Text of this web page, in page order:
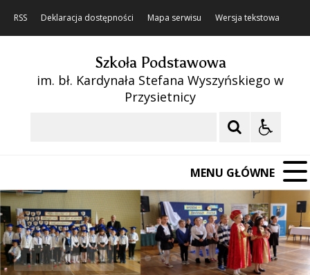
RSS Deklaracja dostępności Mapa serwisu Wersja tekstowa
Szkoła Podstawowa
im. bł. Kardynała Stefana Wyszyńskiego w
Przysietnicy
MENU GŁÓWNE
Poprzedni Element
Następny Element
❚❚